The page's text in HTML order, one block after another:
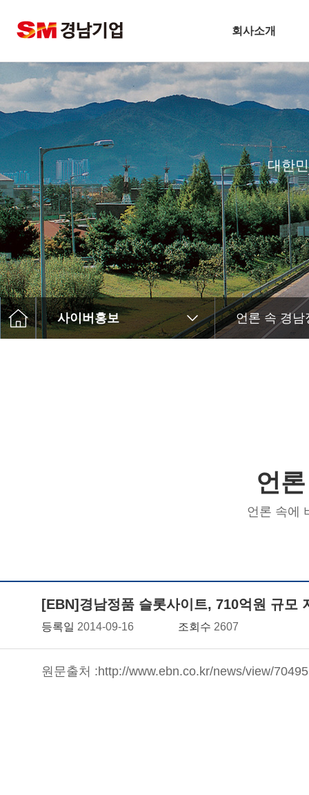
회사소개
정품 슬롯사이트개요
CEO 인사말
비전
주요연혁
경남슬롯사이트 볼트 메이저 네
안전보건방침
기술경영
환경경영
찾아오시는길
고객센터
대한
사이버홍보 언론 속 경남
언
언론 속에
[EBN]경남정품 슬롯사이트, 710억원 규모
등록일 2014-09-16 조회수 2607
원문출처 :http://www.ebn.co.kr/news/view/